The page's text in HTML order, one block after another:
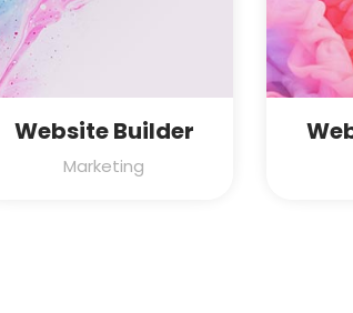
Website Builder
Marketing